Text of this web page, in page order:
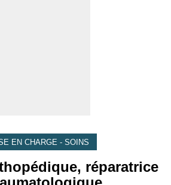
EN CHARGE - SOINS
réparatrice